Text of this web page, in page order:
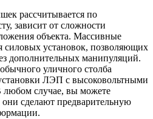
рассчитывается по
зависит от сложности
объекта. Массивные
установок, позволяющих
дополнительных манипуляций.
уличного столба
ЛЭП с высоковольтными
любом случае, вы можете
сделают предварительную